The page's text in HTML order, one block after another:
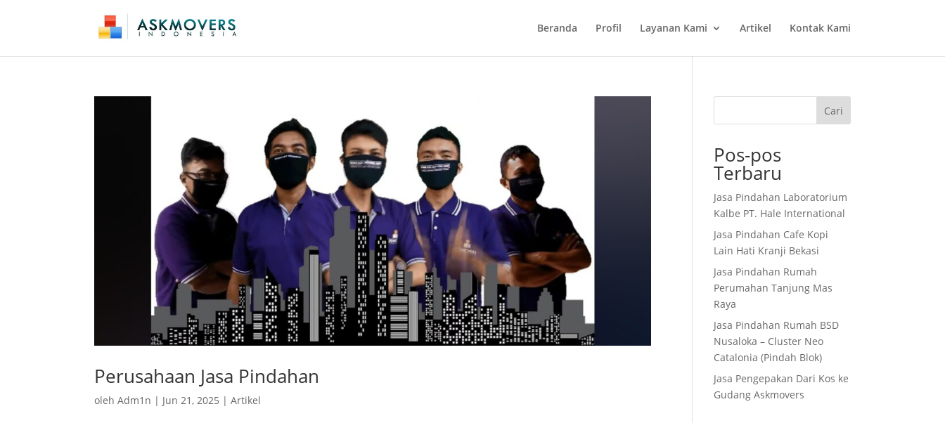
Beranda Profil Layanan Kami Artikel Kontak Kami
Perusahaan Jasa Pindahan
olehAdm1n | Jun 21, 2025 |Artikel
Cari
Pos-pos
Terbaru
Jasa Pindahan Laboratorium
Kalbe PT. Hale International
Jasa Pindahan Cafe Kopi
Lain Hati Kranji Bekasi
Jasa Pindahan Rumah
Perumahan Tanjung Mas
Raya
Jasa Pindahan Rumah BSD
Nusaloka – Cluster Neo
Catalonia (Pindah Blok)
Jasa Pengepakan Dari Kos ke
Gudang Askmovers